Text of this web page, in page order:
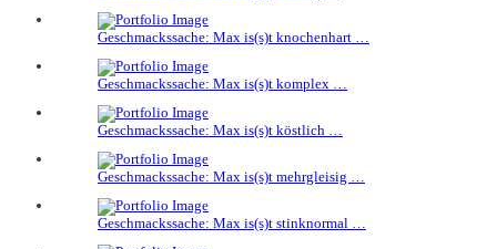
Geschmackssache: Max is(s)t knochenhart …
Geschmackssache: Max is(s)t komplex …
Geschmackssache: Max is(s)t köstlich …
Geschmackssache: Max is(s)t mehrgleisig …
Geschmackssache: Max is(s)t stinknormal …